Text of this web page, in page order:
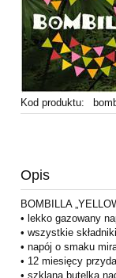
Kod produktu:
Opis
BOMBILLA
• lekko gazowany
• wszystkie
• napój o smaku
• 12 miesięcy
• szklana butelka